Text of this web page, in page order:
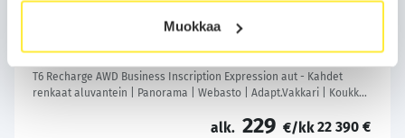
Muokkaa
T6 Recharge AWD Business Inscription Expression aut - Kahdet
renkaat aluvantein | Panorama | Webasto | Adapt.Vakkari | Koukku |
alk. 229 €/kk22 390 €